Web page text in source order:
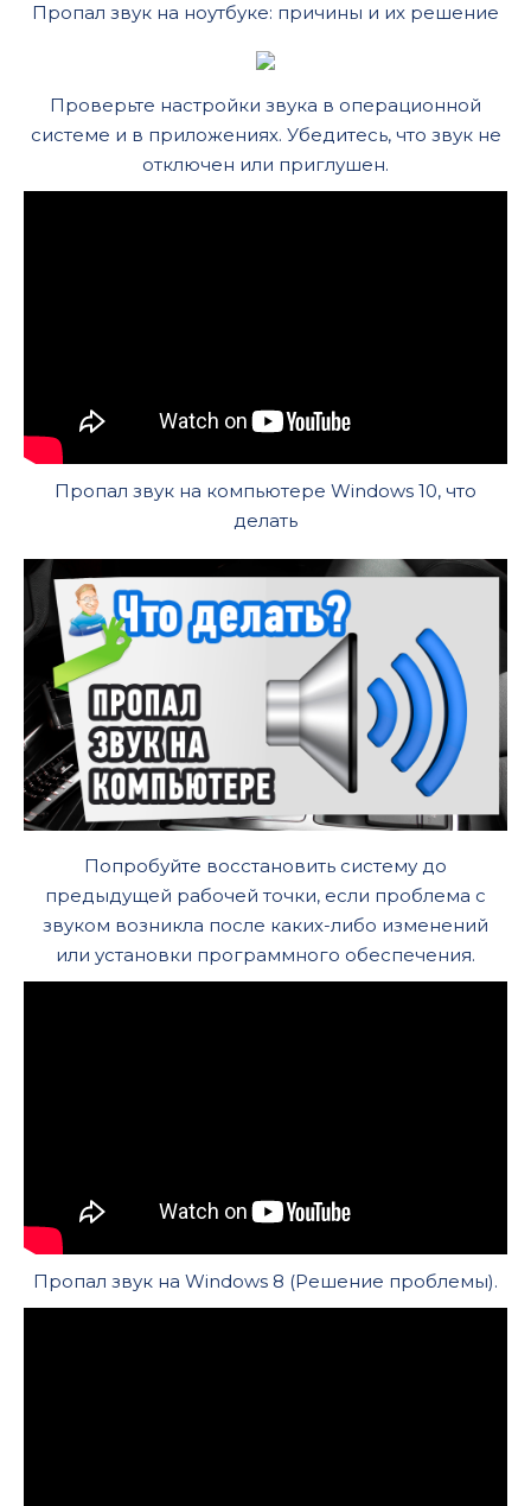
Пропал звук на ноутбуке: причины и их решение
Проверьте настройки звука в операционной
системе и в приложениях. Убедитесь, что звук не
отключен или приглушен.
Пропал звук на компьютере Windows 10, что
делать
Попробуйте восстановить систему до
предыдущей рабочей точки, если проблема с
звуком возникла после каких-либо изменений
или установки программного обеспечения.
Пропал звук на Windows 8 (Решение проблемы).